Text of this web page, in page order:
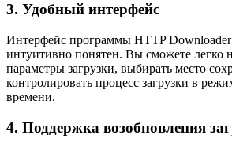
3. Удобный интерфейс
Интерфейс программы HTTP
интуитивно понятен. Вы сможете легко
параметры загрузки, выбирать место
контролировать процесс загрузки в
времени.
4. Поддержка возобновления